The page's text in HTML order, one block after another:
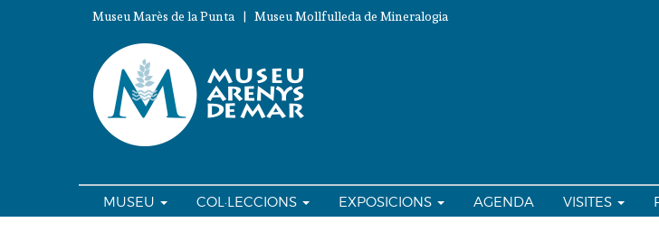
Museu Marès de la Punta | Museu Mollfulleda de Mineralogia
MUSEU COL·LECCIONS EXPOSICIONS AGENDA VISITES